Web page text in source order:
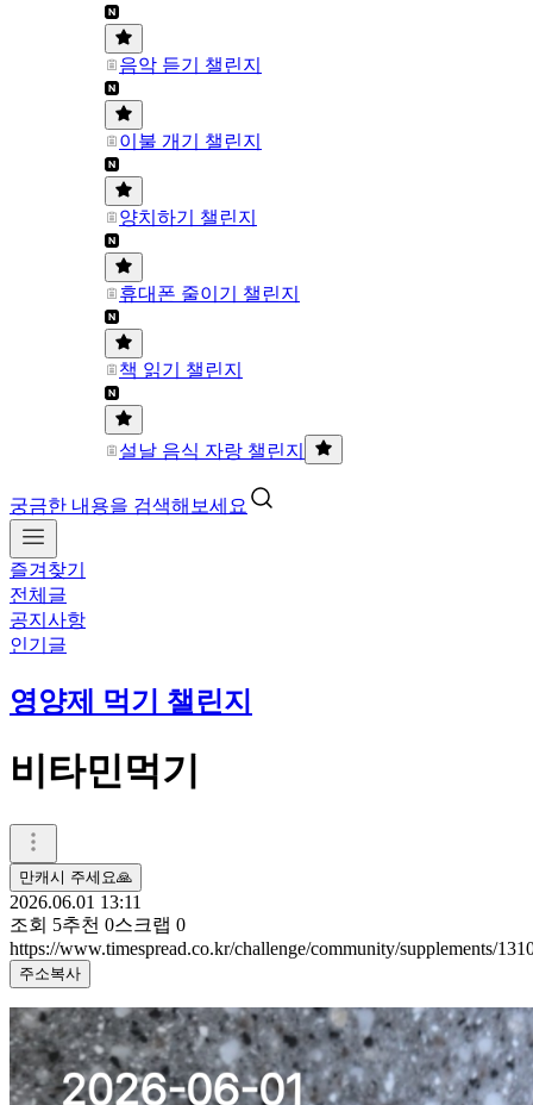
음악 듣기 챌린지
이불 개기 챌린지
양치하기 챌린지
휴대폰 줄이기 챌린지
책 읽기 챌린지
설날 음식 자랑 챌린지
궁금한 내용을 검색해보세요
즐겨찾기
전체글
공지사항
인기글
영양제 먹기 챌린지
비타민먹기
만캐시 주세요🙏
2026.06.01 13:11
조회 5추천 0스크랩 0
https://www.timespread.co.kr/challenge/community/supplements/
주소복사